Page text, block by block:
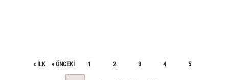
« ILK « ÖNCEKI 1 2 3 4 5